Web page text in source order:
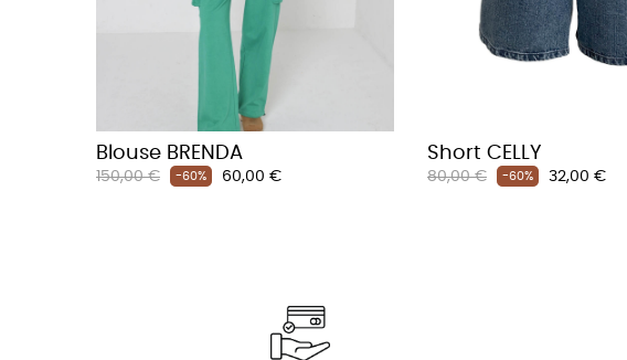
Blouse BRENDA
Prix
150,00 € -60% Prix
60,00 €
Short CELLY
Prix
80,00 € -60% Prix
32,00 €